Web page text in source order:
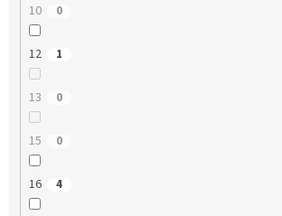
10 0
12 1
13 0
15 0
16 4